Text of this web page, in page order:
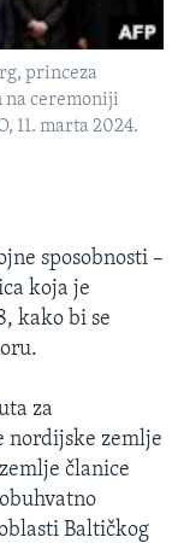
princeza
ceremoniji
11. marta 2024.
sposobnosti –
koja je
kako bi se
za
nordijske zemlje
članice
Baltičkog